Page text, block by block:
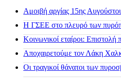
Αμοιβή αργίας 15ης
H ΓΣΕΕ στο πλευρό των
Κοινωνικοί εταίροι:
Αποχαιρετούμε τον Λάκη
Οι τραγικοί θάνατοι των